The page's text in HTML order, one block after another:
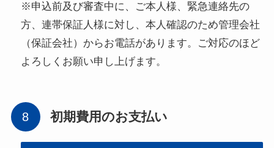
※申込前及び審査中に、ご本人様、緊急連絡先の
方、連帯保証人様に対し、本人確認のため管理会社
（保証会社）からお電話があります。ご対応のほど
よろしくお願い申し上げます。
初期費用のお支払い